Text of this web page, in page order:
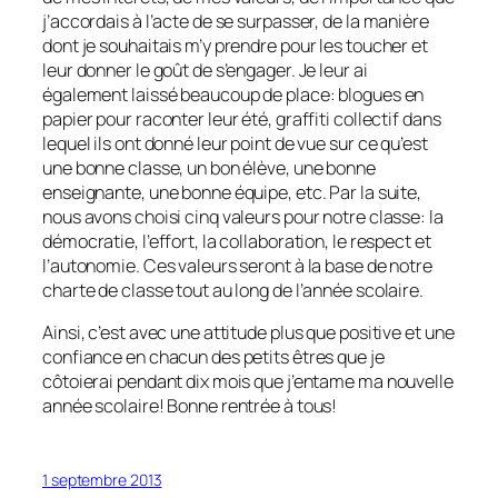
j’accordais à l’acte de se surpasser, de la manière
dont je souhaitais m’y prendre pour les toucher et
leur donner le goût de s’engager. Je leur ai
également laissé beaucoup de place: blogues en
papier pour raconter leur été, graffiti collectif dans
lequel ils ont donné leur point de vue sur ce qu’est
une bonne classe, un bon élève, une bonne
enseignante, une bonne équipe, etc. Par la suite,
nous avons choisi cinq valeurs pour notre classe: la
démocratie, l’effort, la collaboration, le respect et
l’autonomie. Ces valeurs seront à la base de notre
charte de classe tout au long de l’année scolaire.
Ainsi, c’est avec une attitude plus que positive et une
confiance en chacun des petits êtres que je
côtoierai pendant dix mois que j’entame ma nouvelle
année scolaire! Bonne rentrée à tous!
1 septembre 2013